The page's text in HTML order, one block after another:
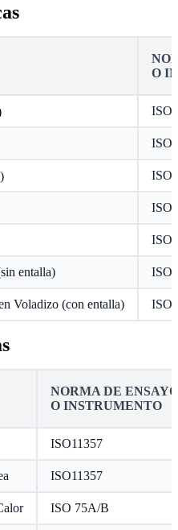
O
ISO
ISO
ISO
ISO
ISO
entalla) ISO
Voladizo (con entalla) ISO
NORMA DE ENSAYO
O INSTRUMENTO
ISO11357
ISO11357
ISO 75A/B